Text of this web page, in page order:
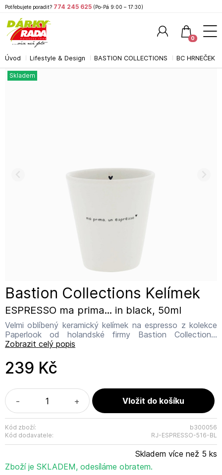
Úvod Lifestyle & Design BASTION COLLECTIONS BC HRNEČEK
Bastion Collections Kelímek
ESPRESSO ma prima... in black, 50ml
Velmi oblíbený keramický kelímek na espresso z kolekce
Paperlook od holandské firmy Bastion Collections.
Rozměr: 4,4 x 6,2 x 6,6 cm Objem: 50 ml Malý šálek na
ideální na espresso Název výrobce: Bastion Collections
Adresa výrobce: IJsselveld 2b, 3417 XH Montfoort
Zobrazit celý popis
Skladem
239 Kč
- +
Kód zboží:
b300056
Kód dodavatele:
RJ-ESPRESSO-516-BL
Skladem více než 5 ks
Zboží je SKLADEM, odesíláme obratem.
Potřebujete poradit? 774 245 625 (Po-Pá 9:00 – 17:30)
0